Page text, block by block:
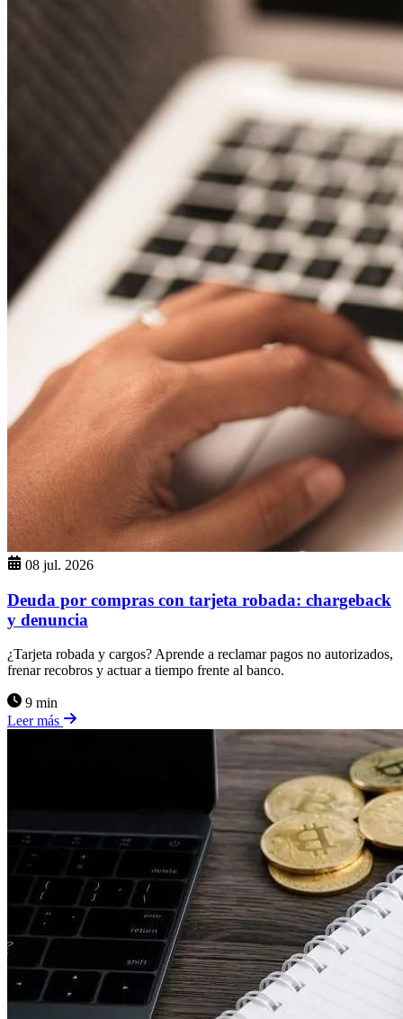
08 jul. 2026
Deuda por compras con tarjeta robada: chargeback
y denuncia
¿Tarjeta robada y cargos? Aprende a reclamar pagos no autorizados,
frenar recobros y actuar a tiempo frente al banco.
9 min
Leer más